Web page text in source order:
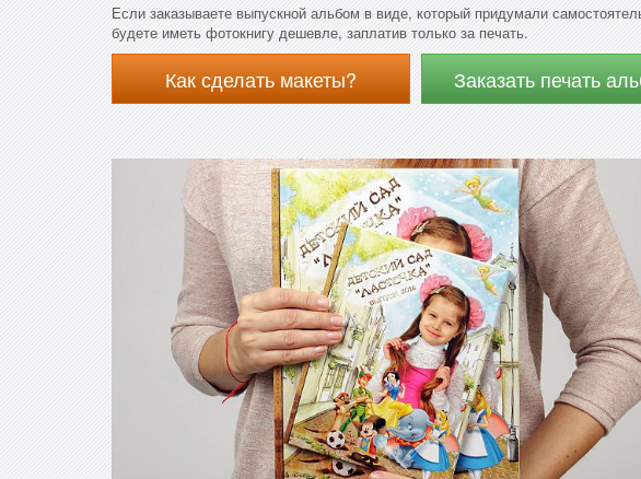
Если заказываете выпускной альбом в виде, который придумали
будете иметь фотокнигу дешевле, заплатив только за печать.
Как сделать макеты? Заказать печать